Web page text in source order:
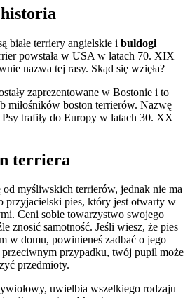
białe terriery angielskie i buldogi
powstała w USA w latach 70. XIX
nazwa tej rasy. Skąd się wzięła?
zaprezentowane w Bostonie i to
miłośników boston terrierów. Nazwę
trafiły do Europy w latach 30. XX
terriera
myśliwskich terrierów, jednak nie ma
przyjacielski pies, który jest otwarty w
Ceni sobie towarzystwo swojego
znosić samotność. Jeśli wiesz, że pies
w domu, powinieneś zadbać o jego
przypadku, twój pupil może
przedmioty.
uwielbia wszelkiego rodzaju